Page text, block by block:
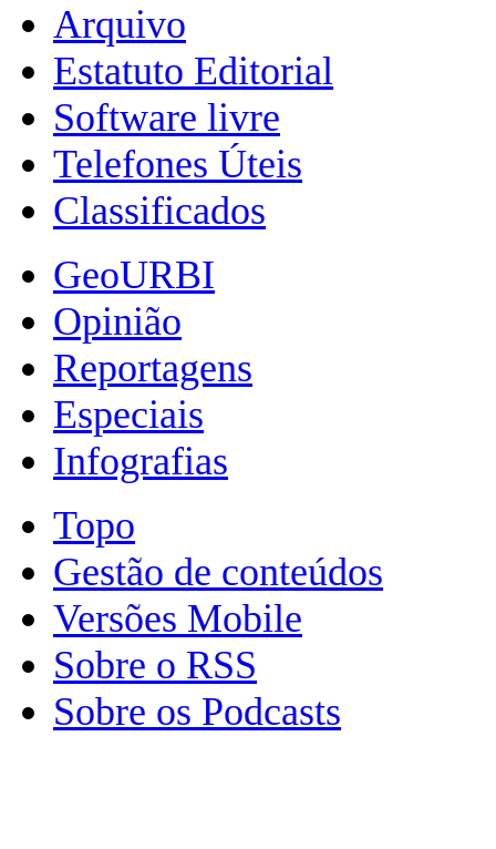
Arquivo
Estatuto Editorial
Software livre
Telefones Úteis
Classificados
GeoURBI
Opinião
Reportagens
Especiais
Infografias
Topo
Gestão de conteúdos
Versões Mobile
Sobre o RSS
Sobre os Podcasts